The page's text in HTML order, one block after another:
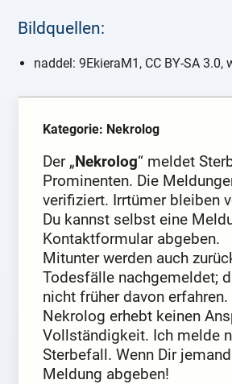
Bildquellen:
naddel: 9EkieraM1, CC BY-SA 3.0,
Kategorie: Nekrolog
Der „Nekrolog“ meldet
Prominenten. Die
verifiziert. Irrtümer bleiben
Du kannst selbst eine
Kontaktformular abgeben.
Mitunter werden auch
Todesfälle nachgemeldet;
nicht früher davon erfahren.
Nekrolog erhebt keinen
Vollständigkeit. Ich melde
Sterbefall. Wenn Dir
Meldung abgeben!